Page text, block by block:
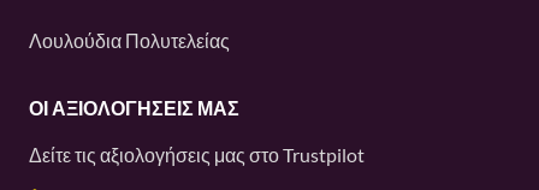
Λουλούδια Πολυτελείας
ΟΙ ΑΞΙΟΛΟΓΉΣΕΙΣ ΜΑΣ
Δείτε τις αξιολογήσεις μας στοTrustpilot